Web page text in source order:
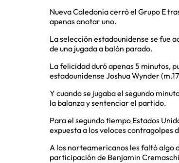
Nueva Caledonia cerró el Grupo E
apenas anotar uno.
La selección estadounidense se fue
de una jugada a balón parado.
La felicidad duró apenas 5 minutos,
estadounidense Joshua Wynder
Y cuando se jugaba el segundo
la balanza y sentenciar el partido.
Para el segundo tiempo Estados
expuesta a los veloces contragolpes
A los norteamericanos les faltó algo
participación de Benjamin